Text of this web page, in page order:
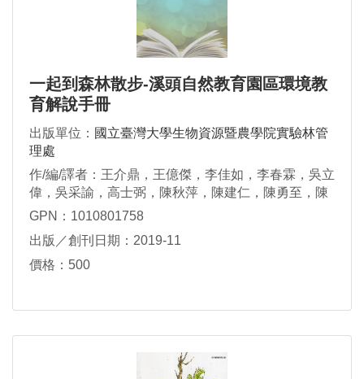
一起到森林散步-溪頭自然教育園區環境教
育解說手冊
出版單位： 國立臺灣大學生物資源暨農學院實驗林管
理處
作/編/譯者：王介鼎，王億傑，李佳如，李春霖，吳立
偉，吳采諭，高士弼，陳秋萍，陳建仁，陳勇至，陳
陽發，陳潔音，郭福麟，游崇瑋，莊閔傑，黃憶汝，
劉威廷，蕭文偉，賴彥任，鍾立展
GPN：1010801758
出版／創刊日期：2019-11
價格：500